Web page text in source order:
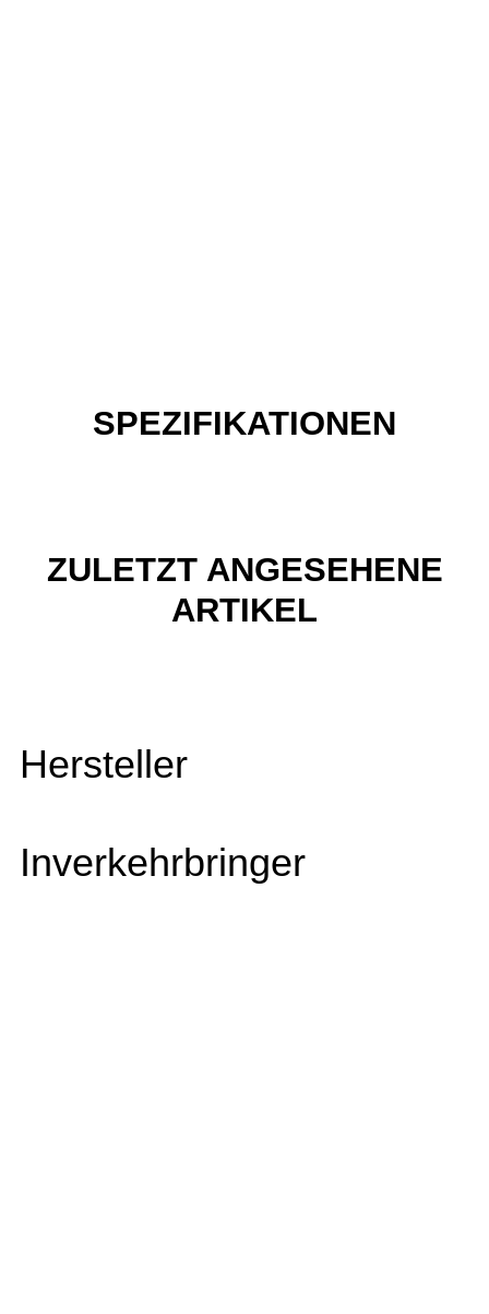
SPEZIFIKATIONEN
ZULETZT ANGESEHENE
ARTIKEL
Hersteller
Inverkehrbringer